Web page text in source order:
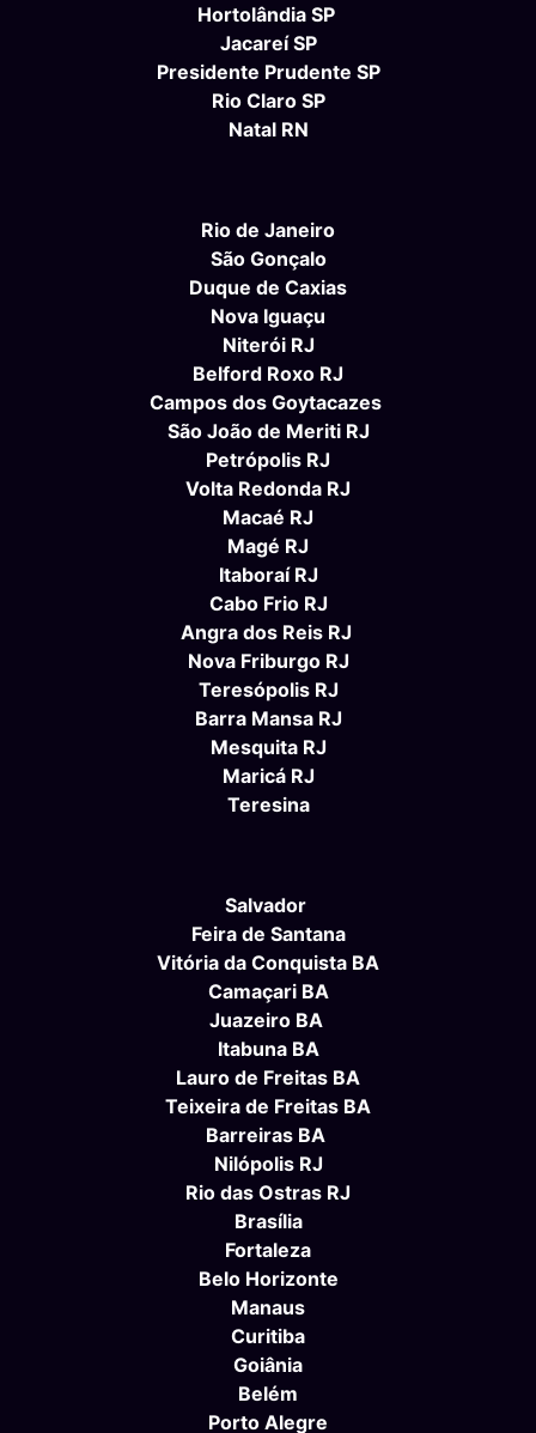
Hortolândia SP
Jacareí SP
Presidente Prudente SP
Rio Claro SP
Natal RN
Rio de Janeiro
São Gonçalo
Duque de Caxias
Nova Iguaçu
Niterói RJ
Belford Roxo RJ
Campos dos Goytacazes
São João de Meriti RJ
Petrópolis RJ
Volta Redonda RJ
Macaé RJ
Magé RJ
Itaboraí RJ
Cabo Frio RJ
Angra dos Reis RJ
Nova Friburgo RJ
Teresópolis RJ
Barra Mansa RJ
Mesquita RJ
Maricá RJ
Teresina
Salvador
Feira de Santana
Vitória da Conquista BA
Camaçari BA
Juazeiro BA
Itabuna BA
Lauro de Freitas BA
Teixeira de Freitas BA
Barreiras BA
Nilópolis RJ
Rio das Ostras RJ
Brasília
Fortaleza
Belo Horizonte
Manaus
Curitiba
Goiânia
Belém
Porto Alegre